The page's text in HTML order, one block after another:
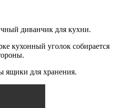
диванчик для кухни.
кухонный уголок собирается
ящики для хранения.